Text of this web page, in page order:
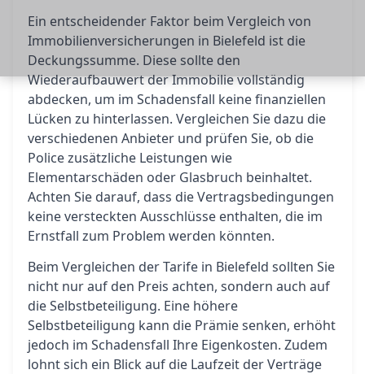
Ein entscheidender Faktor beim Vergleich von
Immobilienversicherungen in Bielefeld ist die
Deckungssumme. Diese sollte den
Wiederaufbauwert der Immobilie vollständig
abdecken, um im Schadensfall keine finanziellen
Lücken zu hinterlassen. Vergleichen Sie dazu die
verschiedenen Anbieter und prüfen Sie, ob die
Police zusätzliche Leistungen wie
Elementarschäden oder Glasbruch beinhaltet.
Achten Sie darauf, dass die Vertragsbedingungen
keine versteckten Ausschlüsse enthalten, die im
Ernstfall zum Problem werden könnten.
Beim Vergleichen der Tarife in Bielefeld sollten Sie
nicht nur auf den Preis achten, sondern auch auf
die Selbstbeteiligung. Eine höhere
Selbstbeteiligung kann die Prämie senken, erhöht
jedoch im Schadensfall Ihre Eigenkosten. Zudem
lohnt sich ein Blick auf die Laufzeit der Verträge